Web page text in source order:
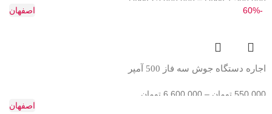
-60%
اصفهان
اجاره دستگاه جوش سه فاز 500 آمپر
550,000 تومان –
6,600,000 تومان
اصفهان